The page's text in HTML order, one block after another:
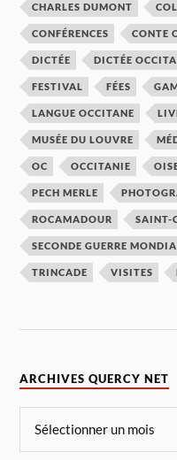
CHARLES DUMONT
CONFÉRENCES CONTE
DICTÉE DICTÉE
FESTIVAL FÉES
LANGUE OCCITANE
MUSÉE DU LOUVRE
OC OCCITANIE
PECH MERLE
ROCAMADOUR SAINT-
SECONDE GUERRE
TRINCADE VISITES
ARCHIVES QUERCY NET